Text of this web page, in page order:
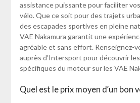
assistance puissante pour faciliter
vélo. Que ce soit pour des trajets
des escapades sportives en pleine
VAE Nakamura garantit une
agréable et sans effort. Renseignez-
auprès d’Intersport pour découvrir
spécifiques du moteur sur les VAE
Quel est le prix moyen d’un bon